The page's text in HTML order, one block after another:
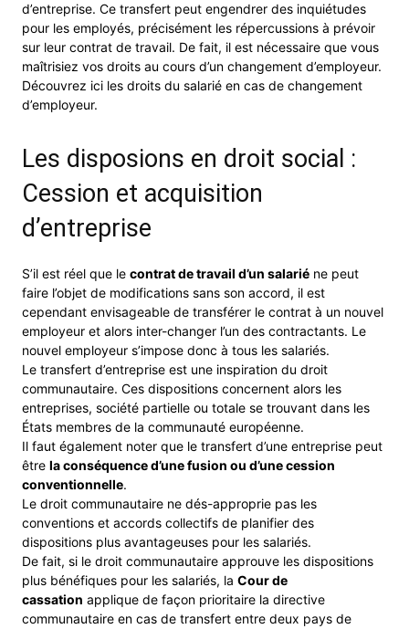
d’entreprise. Ce transfert peut engendrer des inquiétudes
pour les employés, précisément les répercussions à prévoir
sur leur contrat de travail. De fait, il est nécessaire que vous
maîtrisiez vos droits au cours d’un changement d’employeur.
Découvrez ici les droits du salarié en cas de changement
d’employeur.
Les disposions en droit social :
Cession et acquisition
d’entreprise
S’il est réel que le contrat de travail d’un salarié ne peut
faire l’objet de modifications sans son accord, il est
cependant envisageable de transférer le contrat à un nouvel
employeur et alors inter-changer l’un des contractants. Le
nouvel employeur s’impose donc à tous les salariés.
Le transfert d’entreprise est une inspiration du droit
communautaire. Ces dispositions concernent alors les
entreprises, société partielle ou totale se trouvant dans les
États membres de la communauté européenne.
Il faut également noter que le transfert d’une entreprise peut
être la conséquence d’une fusion ou d’une cession
conventionnelle.
Le droit communautaire ne dés-approprie pas les
conventions et accords collectifs de planifier des
dispositions plus avantageuses pour les salariés.
De fait, si le droit communautaire approuve les dispositions
plus bénéfiques pour les salariés, la Cour de
cassation applique de façon prioritaire la directive
communautaire en cas de transfert entre deux pays de